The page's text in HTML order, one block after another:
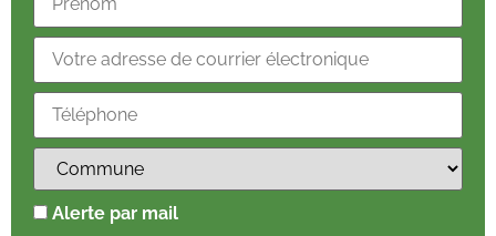
Alerte par mail